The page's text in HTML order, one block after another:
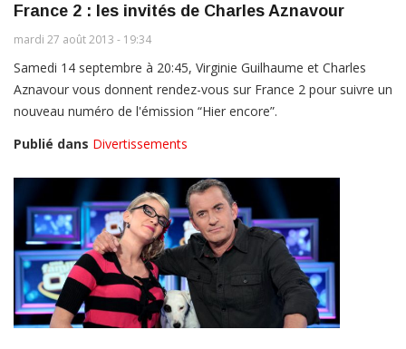
France 2 : les invités de Charles Aznavour
mardi 27 août 2013 - 19:34
Samedi 14 septembre à 20:45, Virginie Guilhaume et Charles
Aznavour vous donnent rendez-vous sur France 2 pour suivre un
nouveau numéro de l'émission “Hier encore”.
Publié dans Divertissements